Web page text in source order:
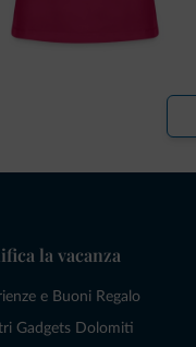
la vacanza
e Buoni Regalo
Gadgets Dolomiti